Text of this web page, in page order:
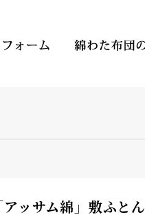
ッサム綿」敷ふとん